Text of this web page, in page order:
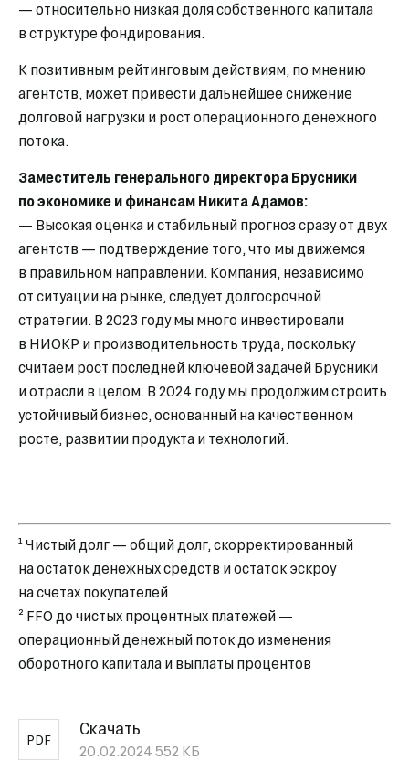
— относительно низкая доля собственного капитала
в структуре фондирования.
К позитивным рейтинговым действиям, по мнению
агентств, может привести дальнейшее снижение
долговой нагрузки и рост операционного денежного
потока.
Заместитель генерального директора Брусники
по экономике и финансам Никита Адамов:
— Высокая оценка и стабильный прогноз сразу от двух
агентств — подтверждение того, что мы движемся
в правильном направлении. Компания, независимо
от ситуации на рынке, следует долгосрочной
стратегии. В 2023 году мы много инвестировали
в НИОКР и производительность труда, поскольку
считаем рост последней ключевой задачей Брусники
и отрасли в целом. В 2024 году мы продолжим строить
устойчивый бизнес, основанный на качественном
росте, развитии продукта и технологий.
¹ Чистый долг — общий долг, скорректированный
на остаток денежных средств и остаток эскроу
на счетах покупателей
² FFO до чистых процентных платежей —
операционный денежный поток до изменения
оборотного капитала и выплаты процентов
PDF
Скачать
20.02.2024 552 КБ